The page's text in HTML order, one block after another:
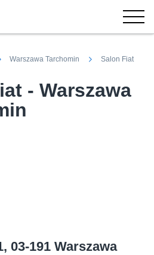
Warszawa Tarchomin Salon Fiat
- Warszawa
03-191 Warszawa